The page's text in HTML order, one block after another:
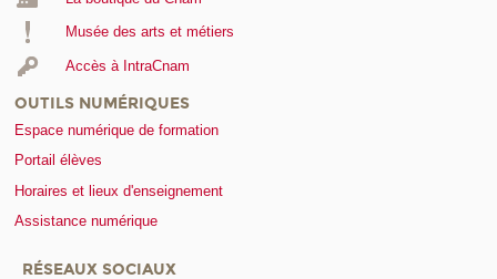
Musée des arts et métiers
Accès à IntraCnam
OUTILS NUMÉRIQUES
Espace numérique de formation
Portail élèves
Horaires et lieux d'enseignement
Assistance numérique
RÉSEAUX SOCIAUX